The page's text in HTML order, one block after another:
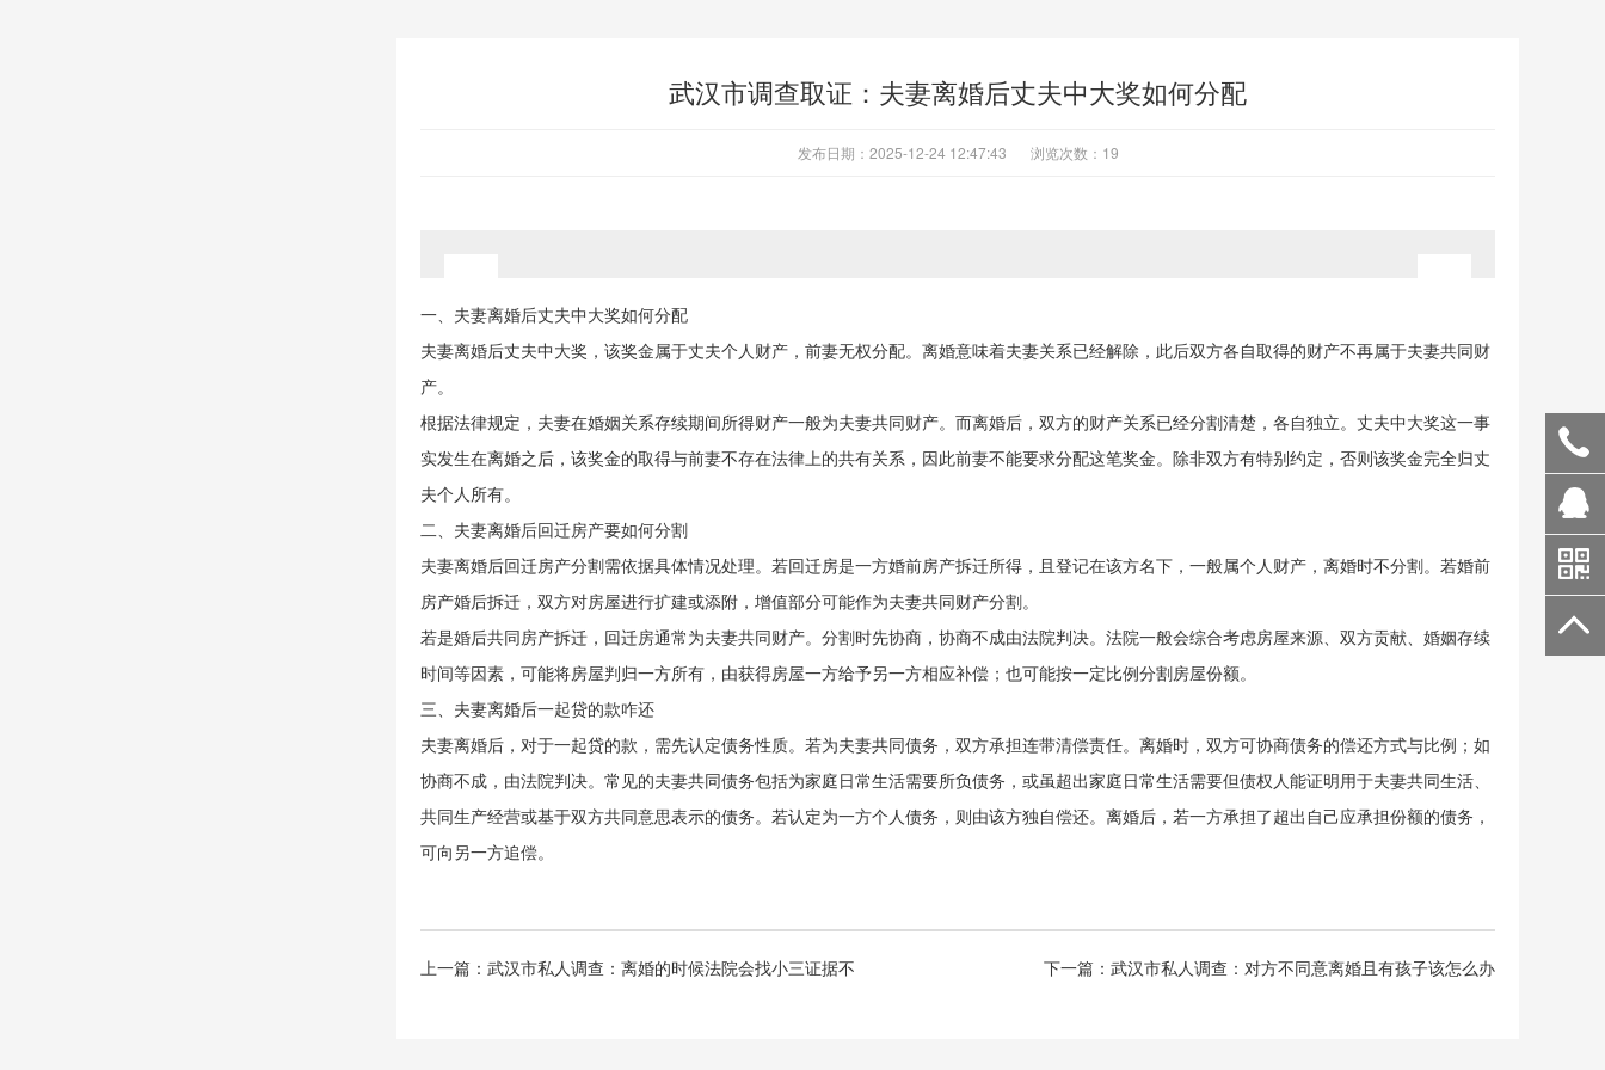
武汉市调查取证：夫妻离婚后丈夫中大奖如何分配
发布日期：2025-12-24 12:47:43 浏览次数：19
一、夫妻离婚后丈夫中大奖如何分配
夫妻离婚后丈夫中大奖，该奖金属于丈夫个人财产，前妻无权分配。离婚意味着夫妻关系已经解除，此后双方各自取得的财产不再属于夫妻共同财
产。
根据法律规定，夫妻在婚姻关系存续期间所得财产一般为夫妻共同财产。而离婚后，双方的财产关系已经分割清楚，各自独立。丈夫中大奖这一事
实发生在离婚之后，该奖金的取得与前妻不存在法律上的共有关系，因此前妻不能要求分配这笔奖金。除非双方有特别约定，否则该奖金完全归丈
夫个人所有。
二、夫妻离婚后回迁房产要如何分割
夫妻离婚后回迁房产分割需依据具体情况处理。若回迁房是一方婚前房产拆迁所得，且登记在该方名下，一般属个人财产，离婚时不分割。若婚前
房产婚后拆迁，双方对房屋进行扩建或添附，增值部分可能作为夫妻共同财产分割。
若是婚后共同房产拆迁，回迁房通常为夫妻共同财产。分割时先协商，协商不成由法院判决。法院一般会综合考虑房屋来源、双方贡献、婚姻存续
时间等因素，可能将房屋判归一方所有，由获得房屋一方给予另一方相应补偿；也可能按一定比例分割房屋份额。
三、夫妻离婚后一起贷的款咋还
夫妻离婚后，对于一起贷的款，需先认定债务性质。若为夫妻共同债务，双方承担连带清偿责任。离婚时，双方可协商债务的偿还方式与比例；如
协商不成，由法院判决。常见的夫妻共同债务包括为家庭日常生活需要所负债务，或虽超出家庭日常生活需要但债权人能证明用于夫妻共同生活、
共同生产经营或基于双方共同意思表示的债务。若认定为一方个人债务，则由该方独自偿还。离婚后，若一方承担了超出自己应承担份额的债务，
可向另一方追偿。
上一篇： 武汉市私人调查：离婚的时候法院会找小三证据不 下一篇： 武汉市私人调查：对方不同意离婚且有孩子该怎么办